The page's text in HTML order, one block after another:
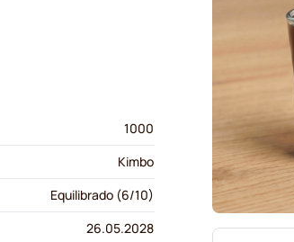
1000
Kimbo
Equilibrado (6/10)
26.05.2028